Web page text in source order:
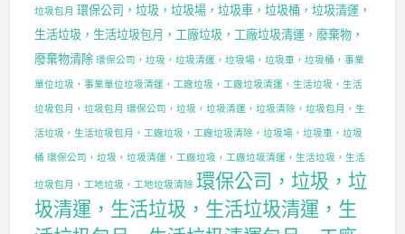
垃圾包月 環保公司，垃圾，垃圾場，垃圾車，垃圾桶，垃圾清運，
生活垃圾，生活垃圾包月，工廠垃圾，工廠垃圾清運，廢棄物，
廢棄物清除 環保公司，垃圾，垃圾清運，垃圾場，垃圾車，垃圾桶，事業
單位垃圾，事業單位垃圾清運，工廠垃圾，工廠垃圾清運，生活垃圾，生活
垃圾包月，垃圾包月 環保公司，垃圾，垃圾清運，垃圾清除，垃圾包月，生
活垃圾，生活垃圾包月，工廠垃圾，工廠垃圾清除，垃圾場，垃圾車，垃圾
桶 環保公司，垃圾，垃圾清運，工廠垃圾，工廠垃圾清運，生活垃圾，生活
垃圾包月，工地垃圾，工地垃圾清除 環保公司，垃圾，垃
圾清運，生活垃圾，生活垃圾清運，生